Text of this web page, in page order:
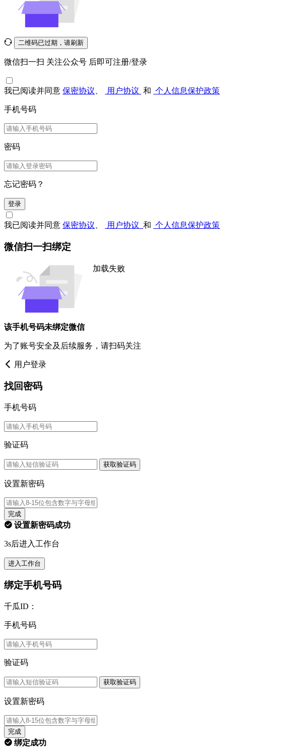
二维码已过期，请刷新
微信扫一扫 关注公众号 后即可注册/登录
我已阅读并同意 保密协议 用户协议 和 个人信息保护政策
手机号码
密码
忘记密码？
登录
我已阅读并同意 保密协议 用户协议 和 个人信息保护政策
微信扫一扫绑定
加载失败
该手机号码未绑定微信
为了账号安全及后续服务，请扫码关注
用户登录
找回密码
手机号码
验证码
获取验证码
设置新密码
完成
设置新密码成功
3s后进入工作台
进入工作台
绑定手机号码
千瓜ID：
手机号码
验证码
获取验证码
设置新密码
完成
绑定成功